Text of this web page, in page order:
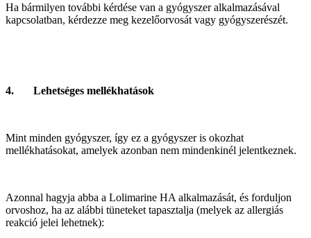
Ha bármilyen további kérdése van a gyógyszer alkalmazásával
kapcsolatban, kérdezze meg kezelőorvosát vagy gyógyszerészét.
4. Lehetséges mellékhatások
Mint minden gyógyszer, így ez a gyógyszer is okozhat
mellékhatásokat, amelyek azonban nem mindenkinél jelentkeznek.
Azonnal hagyja abba a Lolimarine HA alkalmazását, és forduljon
orvoshoz, ha az alábbi tüneteket tapasztalja (melyek az allergiás
reakció jelei lehetnek):